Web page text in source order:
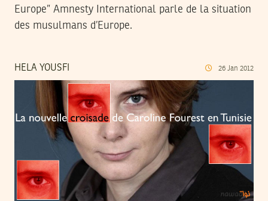
Europe” Amnesty International parle de la situation
des musulmans d’Europe.
HELA YOUSFI 26 Jan 2012